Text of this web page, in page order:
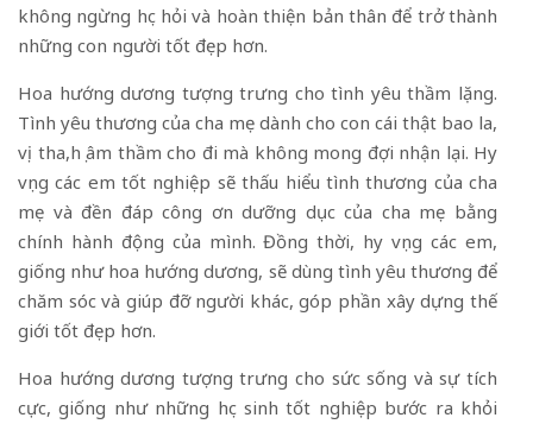
không ngừng học hỏi và hoàn thiện bản thân để trở thành
những con người tốt đẹp hơn.
Hoa hướng dương tượng trưng cho tình yêu thầm lặng.
Tình yêu thương của cha mẹ dành cho con cái thật bao la,
vị tha,họ âm thầm cho đi mà không mong đợi nhận lại. Hy
vọng các em tốt nghiệp sẽ thấu hiểu tình thương của cha
mẹ và đền đáp công ơn dưỡng dục của cha mẹ bằng
chính hành động của mình. Đồng thời, hy vọng các em,
giống như hoa hướng dương, sẽ dùng tình yêu thương để
chăm sóc và giúp đỡ người khác, góp phần xây dựng thế
giới tốt đẹp hơn.
Hoa hướng dương tượng trưng cho sức sống và sự tích
cực, giống như những học sinh tốt nghiệp bước ra khỏi